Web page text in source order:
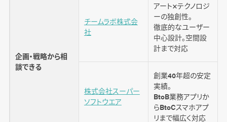
企画・戦略から相
談できる
チームラボ株式会
社
アート×テクノロジ
ーの独創性。
徹底的なユーザー
中心設計。空間設
計まで対応
株式会社スーパー
ソフトウエア
創業40年超の安定
実績。
BtoB業務アプリか
らBtoCスマホアプ
リまで幅広く対応